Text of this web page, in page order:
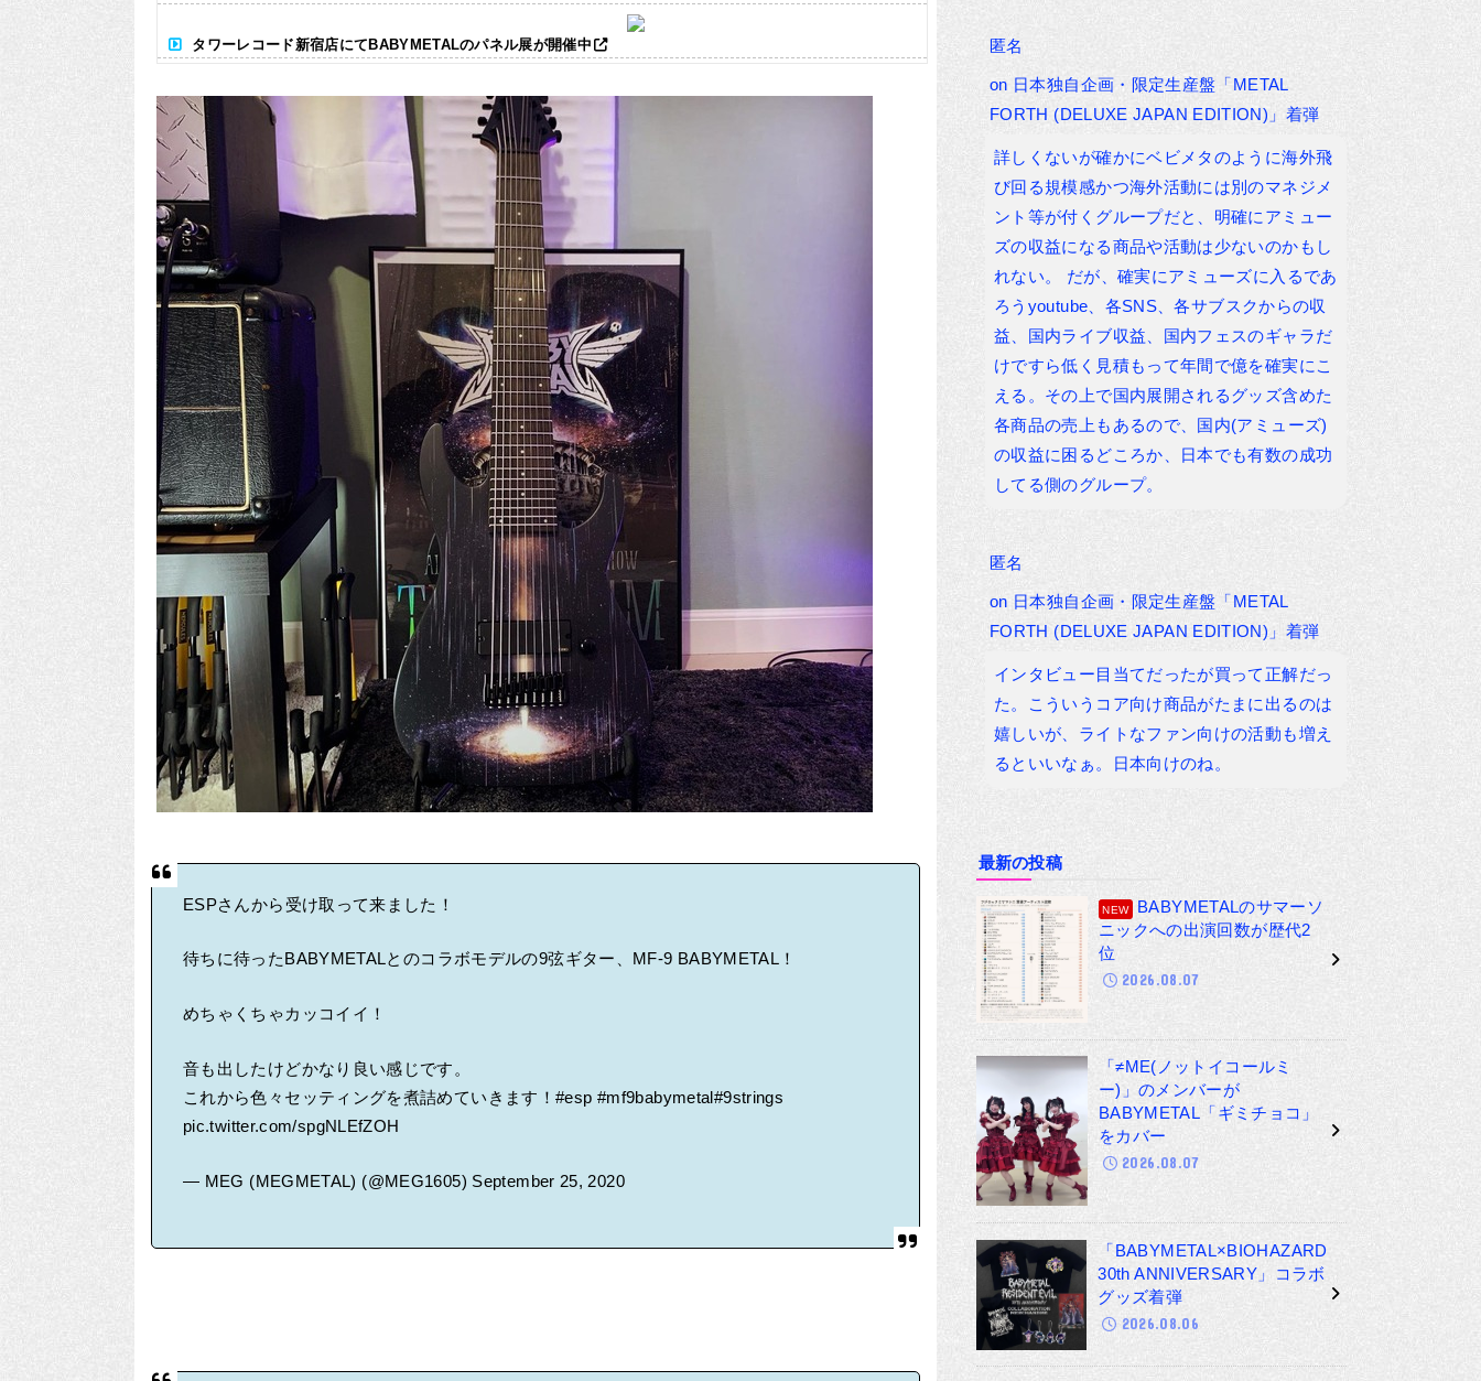
タワーレコード新宿店にてBABYMETALのパネル展が開催中
ESPさんから受け取って来ました！
待ちに待ったBABYMETALとのコラボモデルの9弦ギター、MF-9 BABYMETAL！
めちゃくちゃカッコイイ！
音も出したけどかなり良い感じです。
これから色々セッティングを煮詰めていきます！#esp #mf9babymetal #9strings
pic.twitter.com/spgNLEfZOH
— MEG (MEGMETAL) (@MEG1605) September 25, 2020
匿名
on 日本独自企画・限定生産盤「METAL
FORTH (DELUXE JAPAN EDITION)」着弾
詳しくないが確かにベビメタのように海外飛
び回る規模感かつ海外活動には別のマネジメ
ント等が付くグループだと、明確にアミュー
ズの収益になる商品や活動は少ないのかもし
れない。 だが、確実にアミューズに入るであ
ろうyoutube、各SNS、各サブスクからの収
益、国内ライブ収益、国内フェスのギャラだ
けですら低く見積もって年間で億を確実にこ
える。その上で国内展開されるグッズ含めた
各商品の売上もあるので、国内(アミューズ)
の収益に困るどころか、日本でも有数の成功
してる側のグループ。
匿名
on 日本独自企画・限定生産盤「METAL
FORTH (DELUXE JAPAN EDITION)」着弾
インタビュー目当てだったが買って正解だっ
た。こういうコア向け商品がたまに出るのは
嬉しいが、ライトなファン向けの活動も増え
るといいなぁ。日本向けのね。
最新の投稿
BABYMETALのサマーソ
ニックへの出演回数が歴代2
位
2026.08.07
「≠ME(ノットイコールミ
ー)」のメンバーが
BABYMETAL「ギミチョコ」
をカバー
2026.08.07
「BABYMETAL×BIOHAZARD
30th ANNIVERSARY」コラボ
グッズ着弾
2026.08.06